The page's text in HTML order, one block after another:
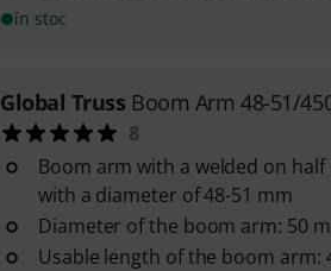
în stoc
Global Truss Boom Arm 48-51/
8
Boom arm with a welded on
with a diameter of 48-51 mm
Diameter of the boom arm: 50
Usable length of the boom arm: